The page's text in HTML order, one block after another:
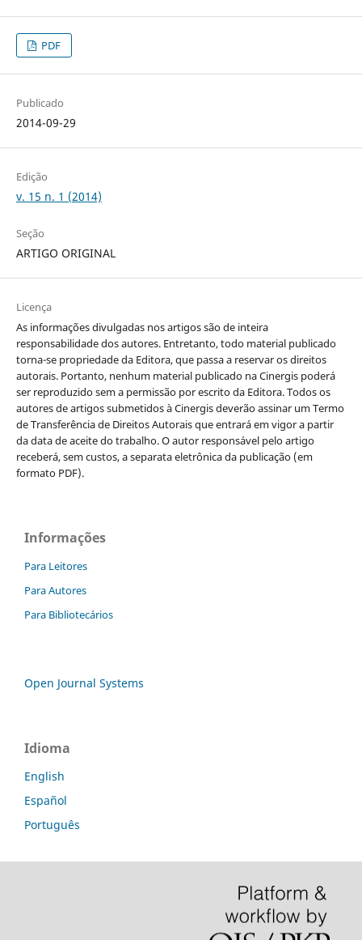
PDF
Publicado
2014-09-29
Edição
v. 15 n. 1 (2014)
Seção
ARTIGO ORIGINAL
Licença
As informações divulgadas nos artigos são de inteira
responsabilidade dos autores. Entretanto, todo material publicado
torna-se propriedade da Editora, que passa a reservar os direitos
autorais. Portanto, nenhum material publicado na Cinergis poderá
ser reproduzido sem a permissão por escrito da Editora. Todos os
autores de artigos submetidos à Cinergis deverão assinar um Termo
de Transferência de Direitos Autorais que entrará em vigor a partir
da data de aceite do trabalho. O autor responsável pelo artigo
receberá, sem custos, a separata eletrônica da publicação (em
formato PDF).
Informações
Para Leitores
Para Autores
Para Bibliotecários
Open Journal Systems
Idioma
English
Español
Português